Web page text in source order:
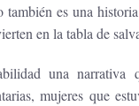
también es una
en la tabla de
una
mujeres que